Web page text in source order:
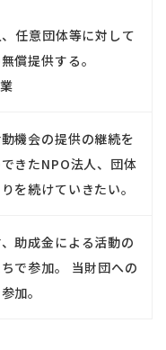
任意団体等に対して
償提供する。
機会の提供の継続を
きたNPO法人、団体
を続けていきたい。
助成金による活動の
で参加。 当財団への
加。